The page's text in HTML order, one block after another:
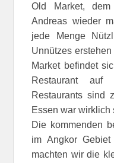
Old Market,
Andreas wieder
jede Menge
Unnützes
Market befindet
Restaurant
Restaurants sind
Essen war wirklich
Die kommenden
im Angkor
machten wir die